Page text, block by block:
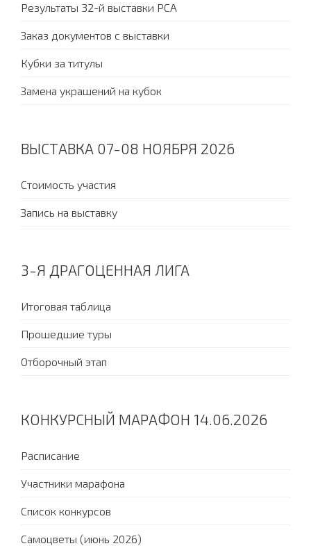
Результаты 32-й выставки PCA
Заказ документов с выставки
Кубки за титулы
Замена украшений на кубок
ВЫСТАВКА 07-08 НОЯБРЯ 2026
Стоимость участия
Запись на выставку
3-Я ДРАГОЦЕННАЯ ЛИГА
Итоговая таблица
Прошедшие туры
Отборочный этап
КОНКУРСНЫЙ МАРАФОН 14.06.2026
Расписание
Участники марафона
Список конкурсов
Самоцветы (июнь 2026)